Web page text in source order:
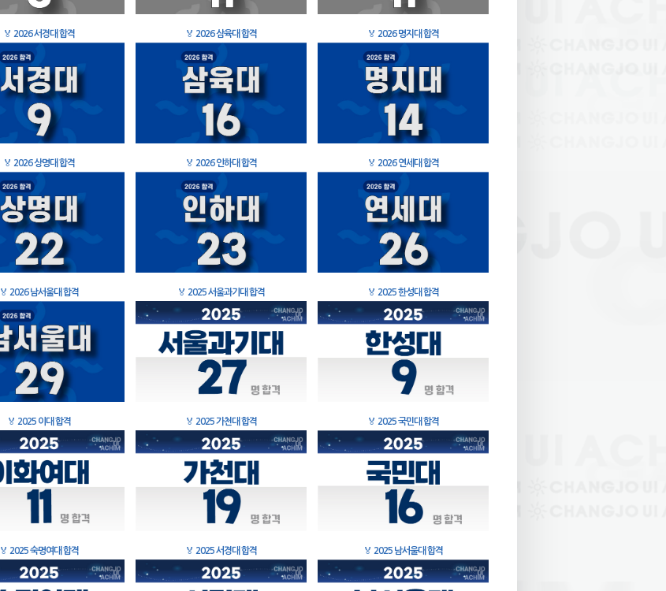
🏅 2026 서경대 합격 🏅 2026 삼육대 합격 🏅 2026 명지대 합격
🏅 2026 상명대 합격 🏅 2026 인하대 합격 🏅 2026 연세대 합격
🏅 2026 남서울대 합격 🏅 2025 서울과기대 합격 🏅 2025 한성대 합격
🏅 2025 이대 합격 🏅 2025 가천대 합격 🏅 2025 국민대 합격
🏅 2025 숙명여대 합격 🏅 2025 서경대 합격 🏅 2025 남서울대 합격